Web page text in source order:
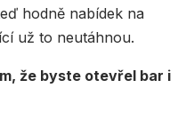
hodně nabídek na
už to neutáhnou.
že byste otevřel bar i